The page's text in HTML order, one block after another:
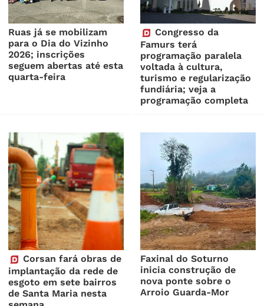
Ruas já se mobilizam
para o Dia do Vizinho
2026; inscrições
seguem abertas até esta
quarta-feira
Congresso da
Famurs terá
programação paralela
voltada à cultura,
turismo e regularização
fundiária; veja a
programação completa
Corsan fará obras de
implantação da rede de
esgoto em sete bairros
de Santa Maria nesta
Faxinal do Soturno
inicia construção de
nova ponte sobre o
Arroio Guarda-Mor